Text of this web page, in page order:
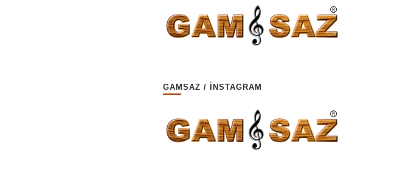
GAMSAZ / İNSTAGRAM